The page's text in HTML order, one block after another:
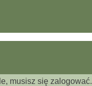
musisz się zalogować.